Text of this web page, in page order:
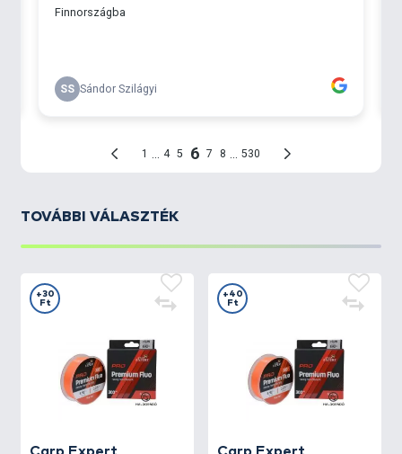
Fő jellemzők
jó dobásteljesítmény
stabil szakítószilárdság
TOVÁBBI VÁLASZTÉK
+30
Ft
+40
Ft